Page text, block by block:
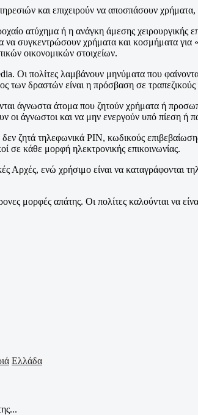
και επιχειρούν να αποσπάσουν
ατύχημα ή η ανάγκη άμεσης χειρουργικής
συγκεντρώσουν χρήματα και κοσμήματα για
οικονομικών στοιχείων.
Οι πολίτες λαμβάνουν μηνύματα που
των δραστών είναι η πρόσβαση σε
άγνωστα άτομα που ζητούν χρήματα ή
οι άγνωστοι και να μην ενεργούν υπό πίεση ή
ζητά τηλεφωνικά PIN, κωδικούς
σε κάθε μορφή ηλεκτρονικής επικοινωνίας.
ενώ χρήσιμο είναι να καταγράφονται
μορφές απάτης. Οι πολίτες καλούνται να
Ελλάδα